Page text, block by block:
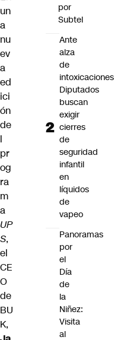
un
a
nu
ev
a
ed
ici
ón
de
l
pr
og
ra
m
a
UP
S,
el
CE
O
de
BU
K,
por
Subtel
Ante
alza
de
Diputados
buscan
exigir
cierres
de
seguridad
infantil
en
líquidos
de
vapeo
Panoramas
por
el
Día
de
la
Niñez:
Visita
al